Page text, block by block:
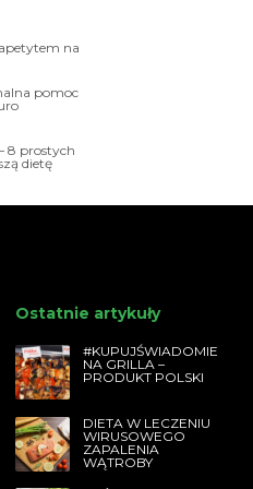
na
pomoc
8 prostych
dietę
Ostatnie artykuły
#KUPUJŚWIADOMIE
NA GRILLA –
PRODUKT POLSKI
DIETA W LECZENIU
WIRUSOWEGO
ZAPALENIA
WĄTROBY